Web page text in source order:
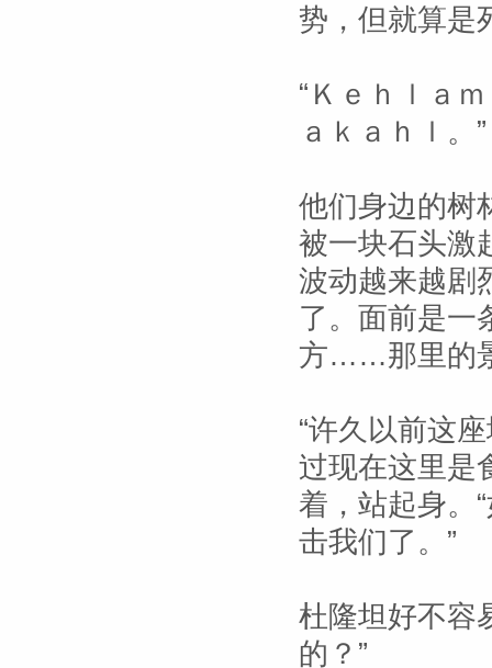
势，但就算是
“Ｋｅｈｌａ
ａｋａｈｌ。”
他们身边的树
被一块石头激
波动越来越剧
了。面前是一
方……那里的
“许久以前这
过现在这里是
着，站起身。
击我们了。”
杜隆坦好不
的？”